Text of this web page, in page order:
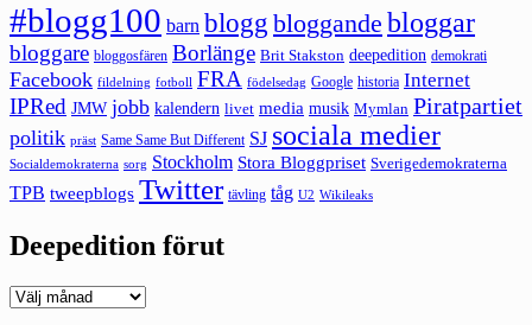
#blogg100 barn blogg bloggande bloggar
bloggare bloggosfären Borlänge Brit Stakston deepedition demokrati
Facebook fildelning fotboll FRA födelsedag Google historia Internet
IPRed JMW jobb kalendern livet media musik Mymlan Piratpartiet
politik präst Same Same But Different SJ sociala medier
Socialdemokraterna sorg Stockholm Stora Bloggpriset Sverigedemokraterna
TPB tweepblogs Twitter tävling tåg U2 Wikileaks
Deepedition förut
Deepedition